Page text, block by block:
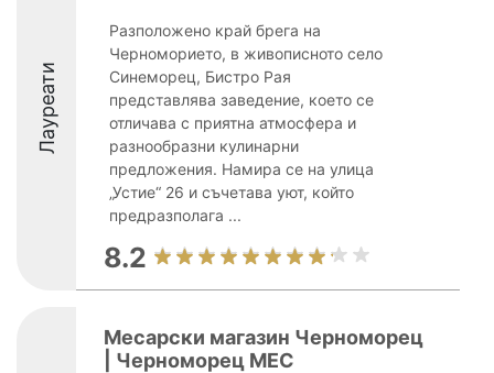
Лауреати
Разположено край брега на
Черноморието, в живописното село
Синеморец, Бистро Рая
представлява заведение, което се
отличава с приятна атмосфера и
разнообразни кулинарни
предложения. Намира се на улица
„Устие“ 26 и съчетава уют, който
предразполага ...
8.2
Месарски магазин Черноморец
| Черноморец МЕС